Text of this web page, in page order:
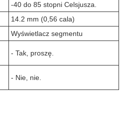
-40 do 85 stopni Celsjusza.
14.2 mm (0,56 cala)
Wyświetlacz segmentu
- Tak, proszę.
- Nie, nie.